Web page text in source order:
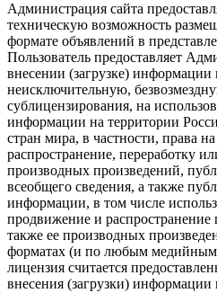
Администрация сайта
техническую возможность
формате объявлений в
Пользователь предоставляет
внесении (загрузке) информации
неисключительную,
сублицензирования, на
информации на территории
стран мира, в частности, права
распространение, переработку
производных произведений,
всеобщего сведения, а также
информации, в том числе
продвижение и
также ее производных
форматах (и по любым медийным
лицензия считается
внесения (загрузки) информации